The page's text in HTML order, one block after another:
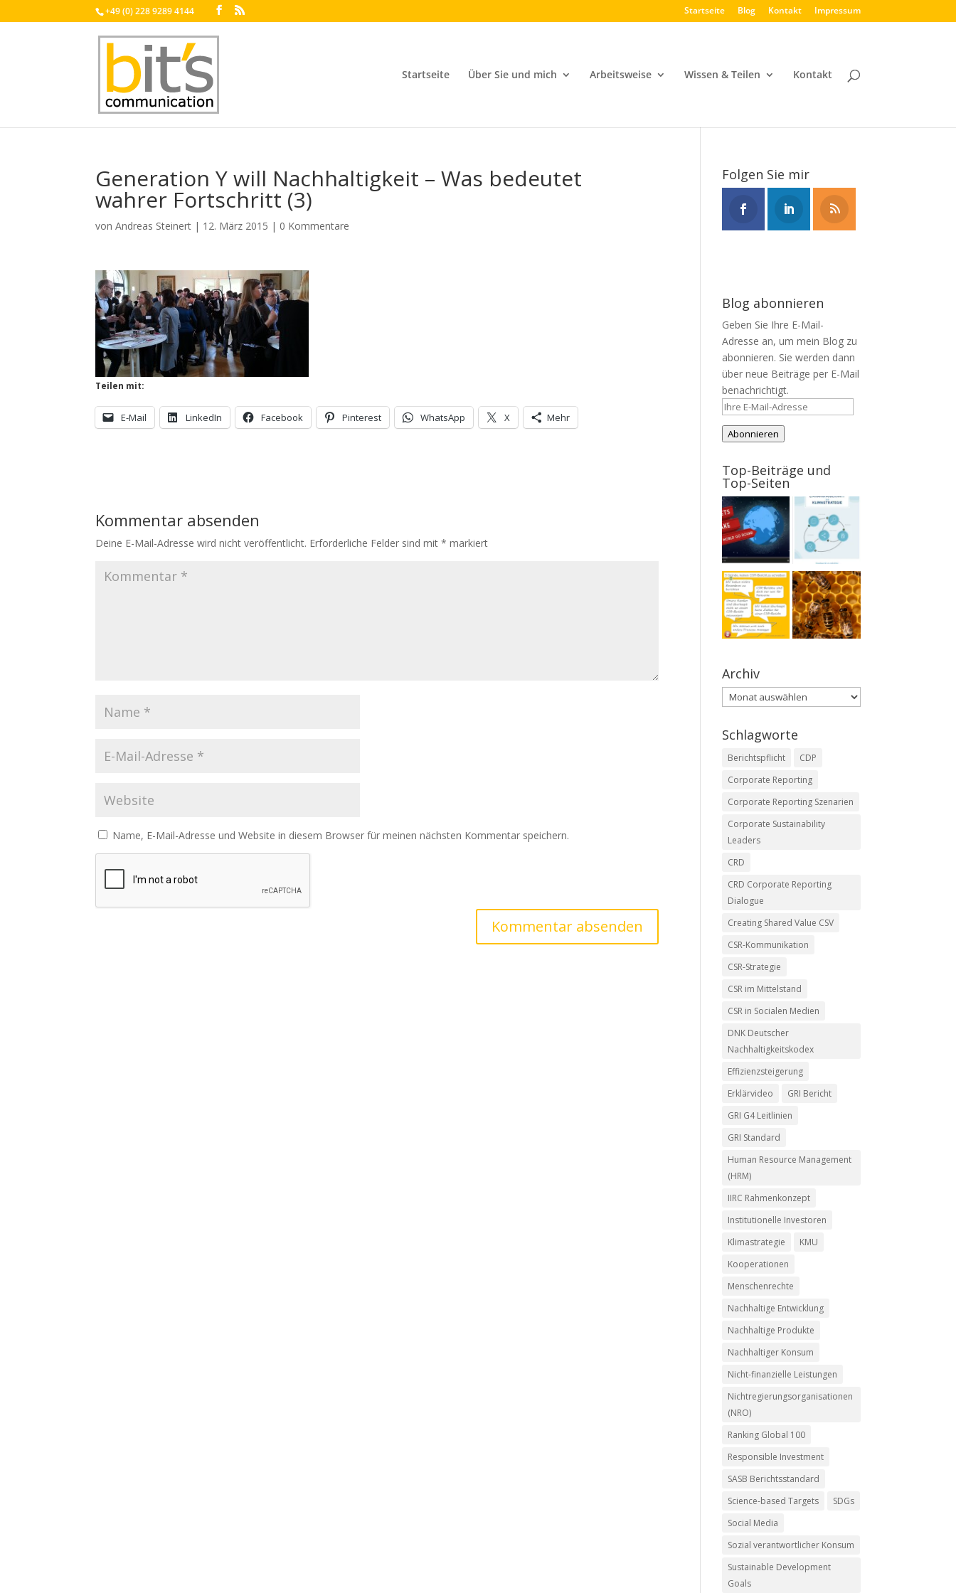
+49 (0) 228 9289 4144 Startseite Blog Kontakt Impressum
Startseite Über Sie und mich Arbeitsweise Wissen & Teilen Kontakt
Generation Y will Nachhaltigkeit – Was bedeutet
wahrer Fortschritt (3)
vonAndreas Steinert | 12. März 2015 | 0 Kommentare
Teilen mit:
E-Mail LinkedIn Facebook Pinterest WhatsApp X Mehr
Kommentar absenden
Deine E-Mail-Adresse wird nicht veröffentlicht. Erforderliche Felder sind mit* markiert
Name, E-Mail-Adresse und Website in diesem Browser für meinen nächsten Kommentar speichern.
Folgen Sie mir
Blog abonnieren
Geben Sie Ihre E-Mail-
Adresse an, um mein Blog zu
abonnieren. Sie werden dann
über neue Beiträge per E-Mail
benachrichtigt.
Ihre
E-
Mail-
Abonnieren
Top-Beiträge und
Top-Seiten
Archiv
Archiv
Schlagworte
Berichtspflicht
CDP
Corporate Reporting
Corporate Reporting Szenarien
Corporate Sustainability
Leaders
CRD
CRD Corporate Reporting
Dialogue
Creating Shared Value CSV
CSR-Kommunikation
CSR-Strategie
CSR im Mittelstand
CSR in Socialen Medien
DNK Deutscher
Nachhaltigkeitskodex
Effizienzsteigerung
Erklärvideo
GRI Bericht
GRI G4 Leitlinien
GRI Standard
Human Resource Management
(HRM)
IIRC Rahmenkonzept
Institutionelle Investoren
Klimastrategie
KMU
Kooperationen
Menschenrechte
Nachhaltige Entwicklung
Nachhaltige Produkte
Nachhaltiger Konsum
Nicht-finanzielle Leistungen
Nichtregierungsorganisationen
(NRO)
Ranking Global 100
Responsible Investment
SASB Berichtsstandard
Science-based Targets
SDGs
Social Media
Sozial verantwortlicher Konsum
Sustainable Development
Goals